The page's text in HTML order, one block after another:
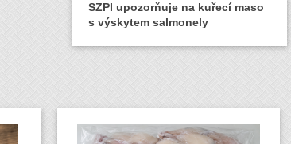
SZPI upozorňuje na kuřecí maso
s výskytem salmonely